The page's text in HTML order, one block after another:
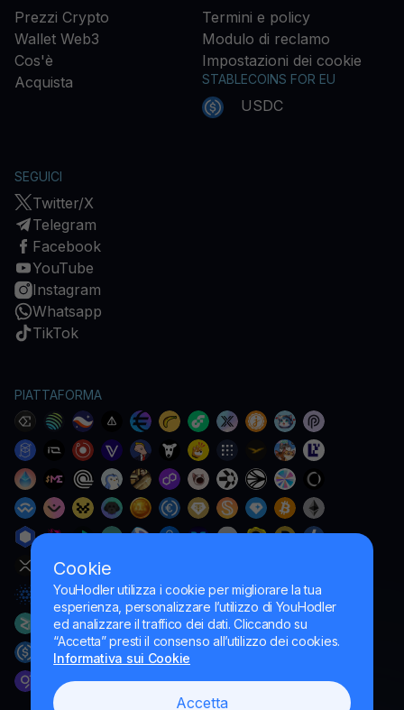
Cookie
YouHodler utilizza i cookie per migliorare la tua
esperienza, personalizzare l’utilizzo di YouHodler
ed analizzare il traffico dei dati. Cliccando su
“Accetta” presti il consenso all’utilizzo dei cookies.
Informativa sui Cookie
Accetta
Prezzi Crypto
Wallet Web3
Cos'è
Acquista
Termini e policy
Modulo di reclamo
Impostazioni dei cookie
STABLECOINS FOR EU
USDC
SEGUICI
Twitter/X
Telegram
Facebook
YouTube
Instagram
Whatsapp
TikTok
PIATTAFORMA